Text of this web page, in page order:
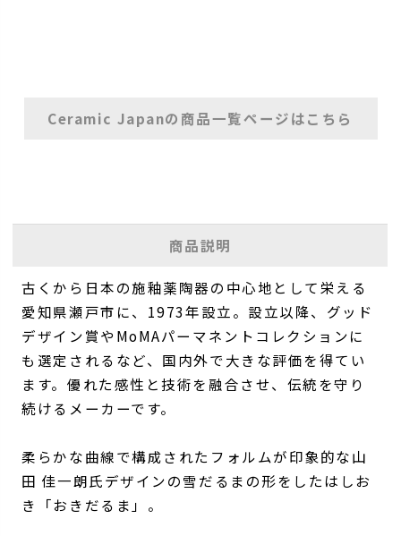
Ceramic Japanの商品一覧ページはこちら
商品説明
古くから日本の施釉薬陶器の中心地として栄える
愛知県瀬戸市に、1973年設立。設立以降、グッド
デザイン賞やMoMAパーマネントコレクションに
も選定されるなど、国内外で大きな評価を得てい
ます。優れた感性と技術を融合させ、伝統を守り
続けるメーカーです。
柔らかな曲線で構成されたフォルムが印象的な山
田 佳一朗氏デザインの雪だるまの形をしたはしお
き「おきだるま」。